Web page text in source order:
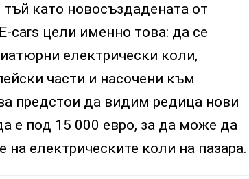
като новосъздадената от
cars цели именно това: да се
електрически коли,
части и насочени към
предстои да видим редица нови
е под 15 000 евро, за да може да
на електрическите коли на пазара.